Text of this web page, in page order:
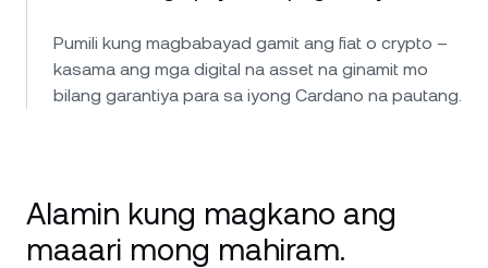
Pumili kung magbabayad gamit ang fiat o crypto –
kasama ang mga digital na asset na ginamit mo
bilang garantiya para sa iyong Cardano na pautang.
Alamin kung magkano ang
maaari mong mahiram.